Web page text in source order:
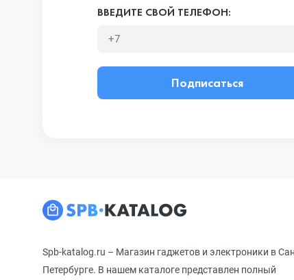
ВВЕДИТЕ СВОЙ ТЕЛЕФОН:
Подписаться
Spb-katalog.ru – Магазин гаджетов и электроники в
Петербурге. В нашем каталоге представлен полный